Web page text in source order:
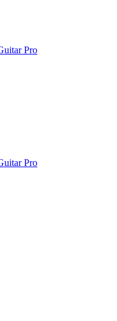
Pro
Pro